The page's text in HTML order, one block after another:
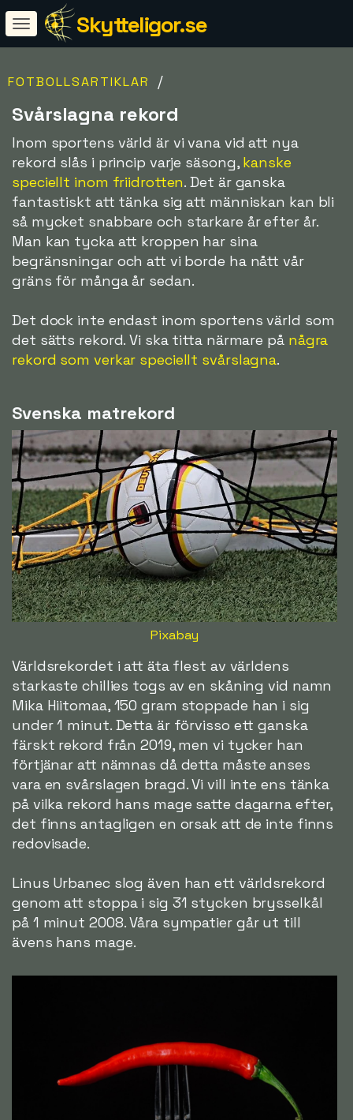
Skytteligor.se
FOTBOLLSARTIKLAR /
Svårslagna rekord
Inom sportens värld är vi vana vid att nya
rekord slås i princip varje säsong, kanske
speciellt inom friidrotten. Det är ganska
fantastiskt att tänka sig att människan kan bli
så mycket snabbare och starkare år efter år.
Man kan tycka att kroppen har sina
begränsningar och att vi borde ha nått vår
gräns för många år sedan.
Det dock inte endast inom sportens värld som
det sätts rekord. Vi ska titta närmare på några
rekord som verkar speciellt svårslagna.
Svenska matrekord
Pixabay
Världsrekordet i att äta flest av världens
starkaste chillies togs av en skåning vid namn
Mika Hiitomaa, 150 gram stoppade han i sig
under 1 minut. Detta är förvisso ett ganska
färskt rekord från 2019, men vi tycker han
förtjänar att nämnas då detta måste anses
vara en svårslagen bragd. Vi vill inte ens tänka
på vilka rekord hans mage satte dagarna efter,
det finns antagligen en orsak att de inte finns
redovisade.
Linus Urbanec slog även han ett världsrekord
genom att stoppa i sig 31 stycken brysselkål
på 1 minut 2008. Våra sympatier går ut till
ävens hans mage.